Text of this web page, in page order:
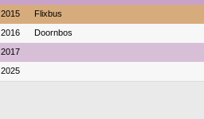
2015 Flixbus
2016 Doornbos
2017
2025